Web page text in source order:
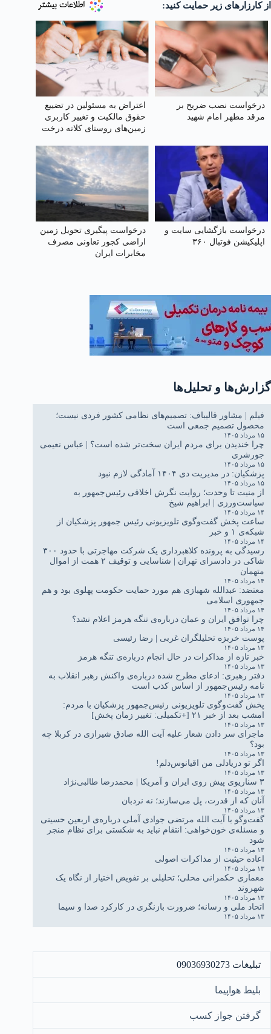
از کارزارهای زیر حمایت کنید:
درخواست نصب ضریح بر
مرقد مطهر امام شهید
اعتراض به مسئولین در تضییع
حقوق مالکیت و تغییر کاربری
زمین‌های روستای کلاته درخت
درخواست بازگشایی سایت و
اپلیکیشن فوتبال ۳۶۰
درخواست پیگیری تحویل زمین
اراضی کجور تعاونی مصرف
مخابرات ایران
گزارش‌ها و تحلیل‌ها
فیلم | مشاور قالیباف: تصمیم‌های نظامی کشور فردی نیست؛
محصول تصمیم جمعی است
۱۵ مرداد ۱۴۰۵
چرا خندیدن برای مردم ایران سخت‌تر شده است؟ | عباس نعیمی
جورشری
۱۵ مرداد ۱۴۰۵
پزشکیان: در مدیریت دی ۱۴۰۴ آمادگی لازم نبود
۱۵ مرداد ۱۴۰۵
از منیت تا وحدت؛ روایت نگرش اخلاقی رئیس‌جمهور به
سیاست‌ورزی | ابراهیم شیخ
۱۴ مرداد ۱۴۰۵
ساعت پخش گفت‌وگوی تلویزیونی رئیس جمهور پزشکیان از
شبکه‌ی ۱ و خبر
۱۴ مرداد ۱۴۰۵
رسیدگی به پرونده کلاهبرداری یک شرکت مهاجرتی با حدود ۳۰۰
شاکی در دادسرای تهران | شناسایی و توقیف ۲ همت از اموال
متهمان
۱۴ مرداد ۱۴۰۵
معتضد: عبدالله شهبازی هم مورد حمایت حکومت پهلوی بود و هم
جمهوری اسلامی
۱۴ مرداد ۱۴۰۵
چرا توافق ایران و عمان درباره‌ی تنگه هرمز اعلام نشد؟
۱۴ مرداد ۱۴۰۵
پوست خربزه تحلیلگران غربی | رضا رئیسی
۱۳ مرداد ۱۴۰۵
خبر تازه از مذاکرات در حال انجام درباره‌ی تنگه هرمز
۱۳ مرداد ۱۴۰۵
دفتر رهبری: ادعای مطرح شده درباره‌ی واکنش رهبر انقلاب به
نامه رئیس‌جمهور از اساس کذب است
۱۳ مرداد ۱۴۰۵
پخش گفت‌وگوی تلویزیونی رئیس‌جمهور پزشکیان با مردم:
امشب بعد از خبر ۲۱ [+تکمیلی: تغییر زمان پخش]
۱۳ مرداد ۱۴۰۵
ماجرای سر دادن شعار علیه آیت الله صادق شیرازی در کربلا چه
بود؟
۱۳ مرداد ۱۴۰۵
اگر تو دریادلی من اقیانوس‌دلم!
۱۳ مرداد ۱۴۰۵
۳ سناریوی پیش روی ایران و آمریکا | محمدرضا طالبی‌نژاد
۱۳ مرداد ۱۴۰۵
آنان که از قدرت، پل می‌سازند؛ نه نردبان
۱۳ مرداد ۱۴۰۵
گفت‌وگو با آیت الله مرتضی جوادی آملی درباره‌ی اربعین حسینی
و مسئله‌ی خون‌خواهی: انتقام نباید به شکستی برای نظام منجر
شود
۱۳ مرداد ۱۴۰۵
اعاده حیثیت از مذاکرات اصولی
۱۳ مرداد ۱۴۰۵
معماری حکمرانی محلی؛ تحلیلی بر تفویض اختیار از نگاه یک
شهروند
۱۳ مرداد ۱۴۰۵
اتحاد ملی و رسانه؛ ضرورت بازنگری در کارکرد صدا و سیما
۱۳ مرداد ۱۴۰۵
تبلیغات 09036930273
بلیط هواپیما
گرفتن جواز کسب